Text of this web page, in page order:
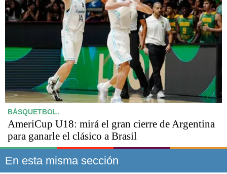
BÁSQUETBOL.
AmeriCup U18: mirá el gran cierre de Argentina
para ganarle el clásico a Brasil
En esta misma sección